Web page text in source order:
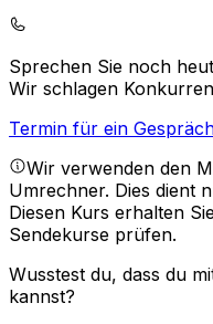
Sprechen Sie noch
Wir schlagen
Termin für ein
Wir verwenden den
Umrechner. Dies dient
Diesen Kurs erhalten
Sendekurse prüfen.
Wusstest du, dass du
kannst?